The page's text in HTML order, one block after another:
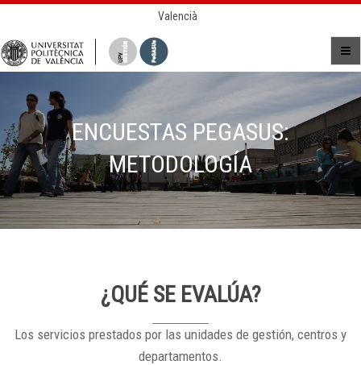
Valencià
ENCUESTAS PEGASUS:
METODOLOGÍA
¿QUÉ SE EVALÚA?
Los servicios prestados por las unidades de gestión, centros y
departamentos.